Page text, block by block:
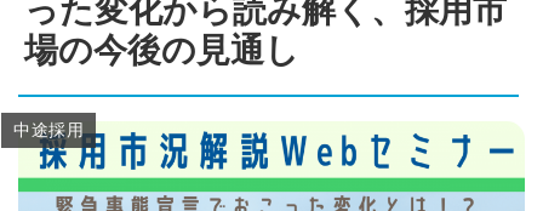
った変化から読み解く、採用市
場の今後の見通し
中途採用